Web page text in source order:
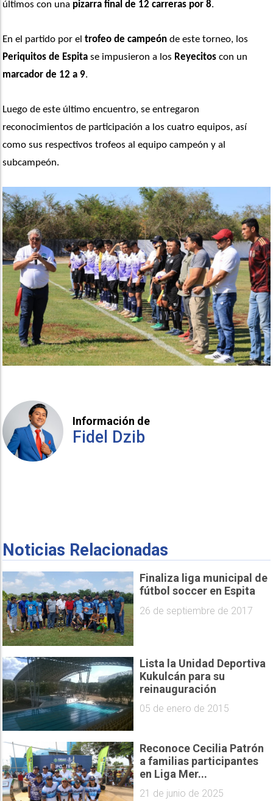
últimos con una pizarra final de 12 carreras por 8.
En el partido por el trofeo de campeón
Periquitos de Espita se impusieron a los Reyecitos
marcador de 12 a 9.
Luego de este último encuentro, se entregaron
reconocimientos de participación a los cuatro equipos, así
como sus respectivos trofeos al equipo campeón y al
subcampeón.
Información de
Fidel Dzib
Noticias Relacionadas
Finaliza liga municipal de
fútbol soccer en Espita
26 de septiembre de 2017
Lista la Unidad Deportiva
Kukulcán para su
reinauguración
05 de enero de 2015
Reconoce Cecilia Patrón
a familias participantes
en Liga Mer...
21 de junio de 2025